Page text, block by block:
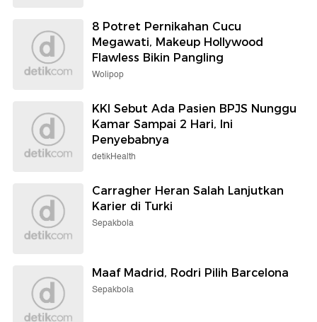
8 Potret Pernikahan Cucu
Megawati, Makeup Hollywood
Flawless Bikin Pangling
Wolipop
KKI Sebut Ada Pasien BPJS Nunggu
Kamar Sampai 2 Hari, Ini
Penyebabnya
detikHealth
Carragher Heran Salah Lanjutkan
Karier di Turki
Sepakbola
Maaf Madrid, Rodri Pilih Barcelona
Sepakbola